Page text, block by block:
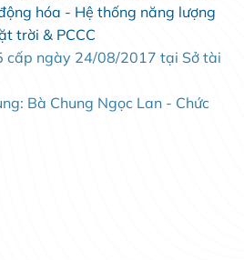
hóa - Hệ thống năng lượng
trời & PCCC
cấp ngày 24/08/2017 tại Sở tài
Bà Chung Ngọc Lan - Chức